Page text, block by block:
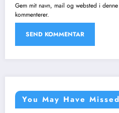
Gem mit navn, mail og websted i
kommenterer.
You May Have Missed